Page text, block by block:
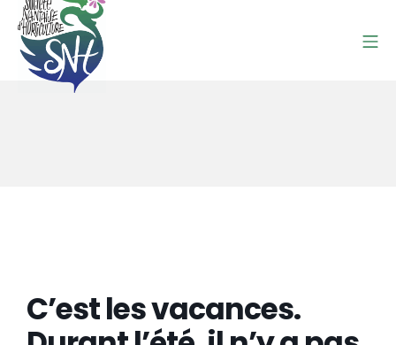
Aller
contenu
C’est les vacances.